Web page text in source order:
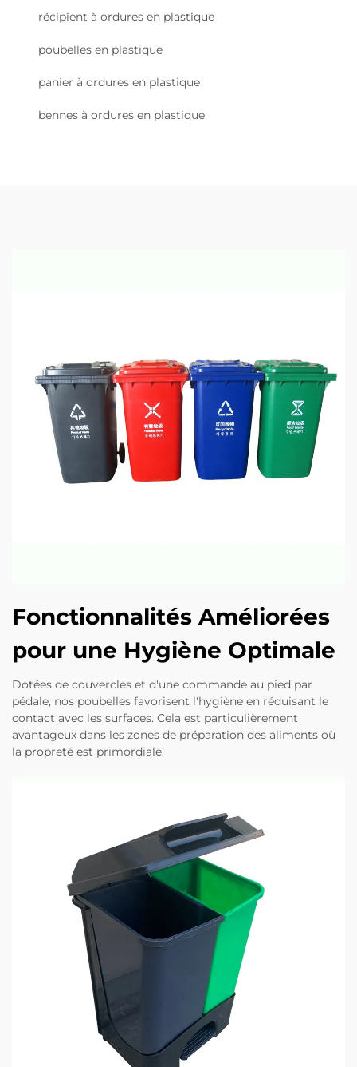
récipient à ordures en plastique
poubelles en plastique
panier à ordures en plastique
bennes à ordures en plastique
Fonctionnalités Améliorées
pour une Hygiène Optimale
Dotées de couvercles et d'une commande au pied par
pédale, nos poubelles favorisent l'hygiène en réduisant le
contact avec les surfaces. Cela est particulièrement
avantageux dans les zones de préparation des aliments où
la propreté est primordiale.